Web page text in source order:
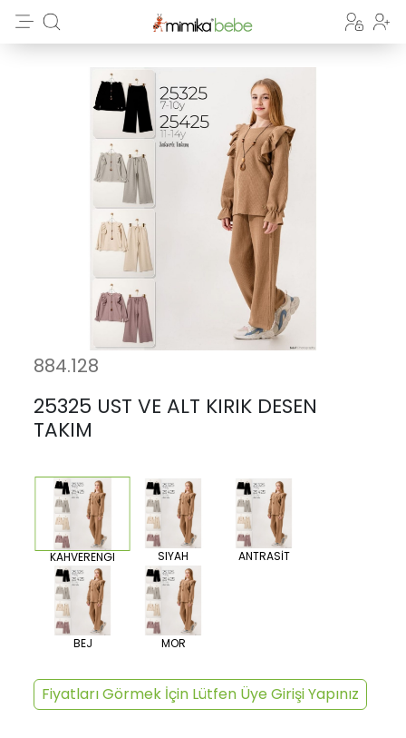
884.128
25325 UST VE ALT KIRIK DESEN
TAKIM
KAHVERENGI SIYAH ANTRASİT
BEJ MOR
Fiyatları Görmek İçin Lütfen Üye Girişi Yapınız